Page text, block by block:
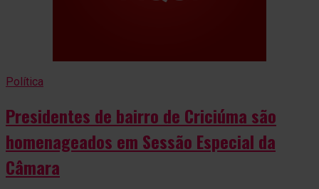
Política
Presidentes de bairro de Criciúma são
homenageados em Sessão Especial da
Câmara